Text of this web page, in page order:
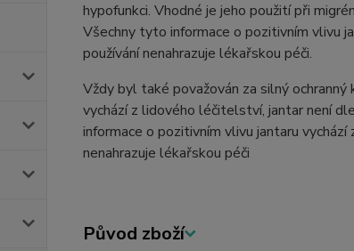
hypofunkci. Vhodné je jeho použití při
Všechny tyto informace o pozitivním vlivu
používání nenahrazuje lékařskou péči.
Vždy byl také považován za silný
vychází z lidového léčitelství, jantar není
informace o pozitivním vlivu jantaru vychází
nenahrazuje lékařskou péči
Původ zboží